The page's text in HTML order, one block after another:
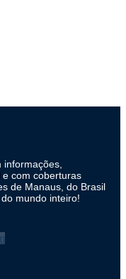
com coberturas
de Manaus, do Brasil
mundo inteiro!